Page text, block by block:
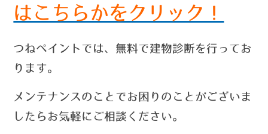
はこちらかをクリック！
つねペイントでは、無料で建物診断を行ってお
ります。
メンテナンスのことでお困りのことがございま
したらお気軽にご相談ください。